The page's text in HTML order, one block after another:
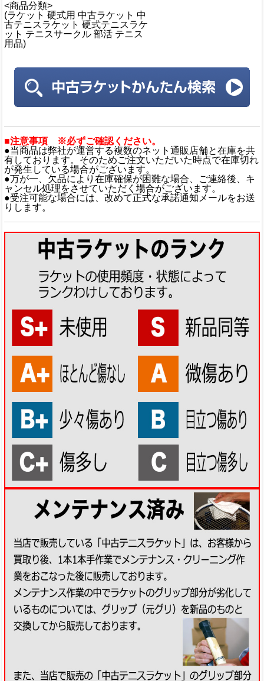
<商品分類>
(ラケット 硬式用 中古ラケット 中
古テニスラケット 硬式テニスラケ
ット テニスサークル 部活 テニス
用品)
■注意事項 ※必ずご確認ください。
●当商品は弊社が運営する複数のネット通販店舗と在庫を共
有しております。そのためご注文いただいた時点で在庫切れ
が発生している場合がございます。
●万が一、欠品により在庫確保が困難な場合、ご連絡後、キ
ャンセル処理をさせていただく場合がございます。
●受注可能な場合には、改めて正式な承諾通知メールをお送
りします。